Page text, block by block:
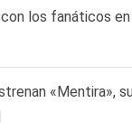
los fanáticos
«Mentira»,